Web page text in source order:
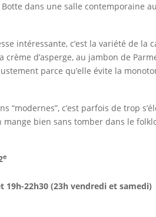
dans une salle contemporaine
intéressante, c’est la variété de
crème d’asperge, au jambon de
parce qu’elle évite la
“modernes”, c’est parfois de trop
mange bien sans tomber dans le
e
19h-22h30 (23h vendredi et samedi)